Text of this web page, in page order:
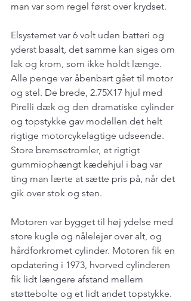
man var som regel først over krydset.
Elsystemet var 6 volt uden batteri og
yderst basalt, det samme kan siges om
lak og krom, som ikke holdt længe.
Alle penge var åbenbart gået til motor
og stel. De brede, 2.75X17 hjul med
Pirelli dæk og den dramatiske cylinder
og topstykke gav modellen det helt
rigtige motorcykelagtige udseende.
Store bremsetromler, et rigtigt
gummiophængt kædehjul i bag var
ting man lærte at sætte pris på, når det
gik over stok og sten.
Motoren var bygget til høj ydelse med
store kugle og nålelejer over alt, og
hårdforkromet cylinder. Motoren fik en
opdatering i 1973, hvorved cylinderen
fik lidt længere afstand mellem
støttebolte og et lidt andet topstykke.